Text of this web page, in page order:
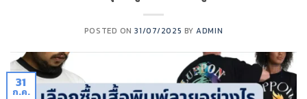
POSTED ON31/07/2025 BYADMIN
31
ก.ค.